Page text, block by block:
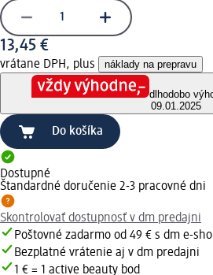
13,45 €
vrátane DPH, plus náklady na prepravu
dlhodobo
09.01.2025
Do košíka
Dostupné
Štandardné doručenie 2-3 pracovné dni
Skontrolovať dostupnosť v dm predajni
Poštovné zadarmo od 49 € s dm e-
Bezplatné vrátenie aj v dm predajni
1 € = 1 active beauty bod